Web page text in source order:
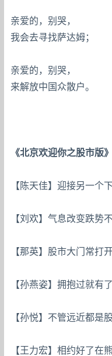
亲爱的，别哭，
我会去寻找萨达姆；
亲爱的，别哭，
来解放中国众散户。
《北京欢迎你之股市版》
【陈天佳】迎接另一个
【刘欢】气息改变跌势
【那英】股市大门常打
【孙燕姿】拥抱过就有
【孙悦】不管远近都是
【王力宏】相约好了在